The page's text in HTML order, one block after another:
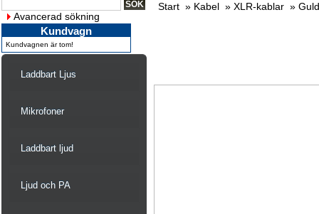
Avancerad sökning
Kundvagn
Kundvagnen är tom!
Laddbart Ljus
Mikrofoner
Laddbart ljud
Ljud och PA
Start » Kabel » XLR-kablar »